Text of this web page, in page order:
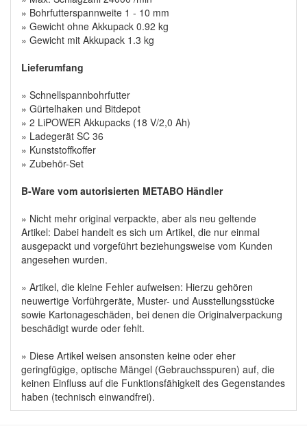
» Bohrfutterspannweite 1 - 10 mm
» Gewicht ohne Akkupack 0.92 kg
» Gewicht mit Akkupack 1.3 kg
Lieferumfang
» Schnellspannbohrfutter
» Gürtelhaken und Bitdepot
» 2 LiPOWER Akkupacks (18 V/2,0 Ah)
» Ladegerät SC 36
» Kunststoffkoffer
» Zubehör-Set
B-Ware vom autorisierten METABO Händler
» Nicht mehr original verpackte, aber als neu geltende
Artikel: Dabei handelt es sich um Artikel, die nur einmal
ausgepackt und vorgeführt beziehungsweise vom Kunden
angesehen wurden.
» Artikel, die kleine Fehler aufweisen: Hierzu gehören
neuwertige Vorführgeräte, Muster- und Ausstellungsstücke
sowie Kartonageschäden, bei denen die Originalverpackung
beschädigt wurde oder fehlt.
» Diese Artikel weisen ansonsten keine oder eher
geringfügige, optische Mängel (Gebrauchsspuren) auf, die
keinen Einfluss auf die Funktionsfähigkeit des Gegenstandes
haben (technisch einwandfrei).